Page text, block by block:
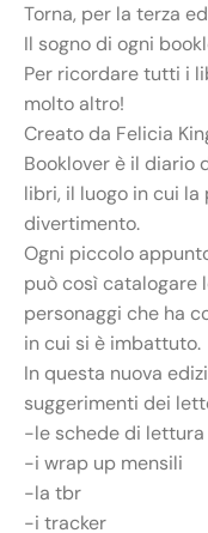
Torna, per la terza
Il sogno di ogni
Per ricordare tutti i
molto altro!
Creato da Felicia
Booklover è il diario
libri, il luogo in cui
divertimento.
Ogni piccolo
può così catalogare
personaggi che ha
in cui si è imbattuto.
In questa nuova
suggerimenti dei
-le schede di lettura
-i wrap up mensili
-la tbr
-i tracker